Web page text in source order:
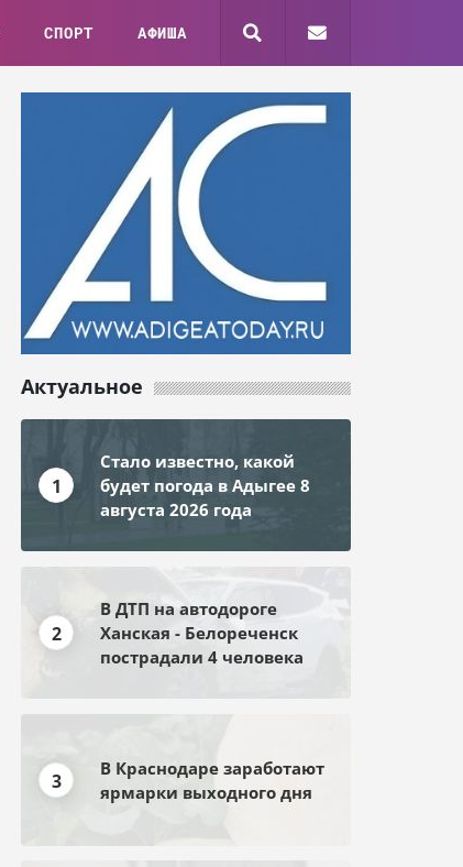
СПОРТ АФИША
Актуальное
1
Стало известно, какой
будет погода в Адыгее 8
августа 2026 года
2
В ДТП на автодороге
Ханская - Белореченск
пострадали 4 человека
3
В Краснодаре заработают
ярмарки выходного дня